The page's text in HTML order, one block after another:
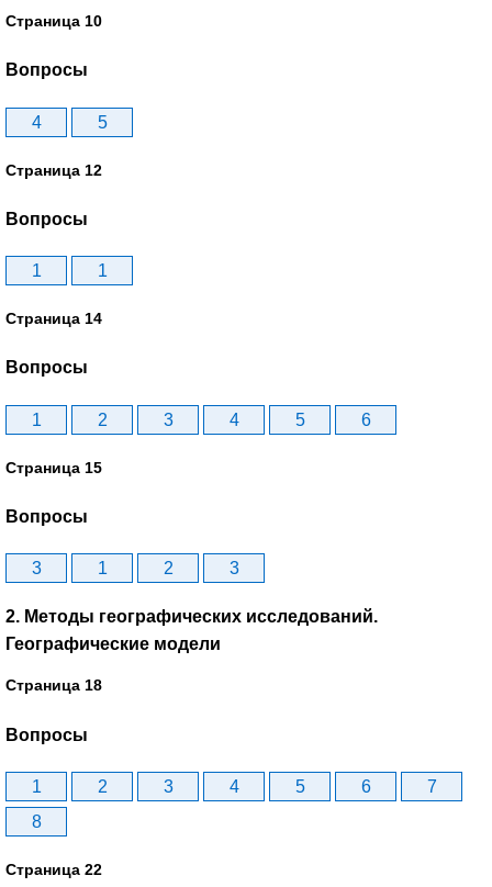
Страница 10
Вопросы
4 5
Страница 12
Вопросы
1 1
Страница 14
Вопросы
1 2 3 4 5 6
Страница 15
Вопросы
3 1 2 3
2. Методы географических исследований.
Географические модели
Страница 18
Вопросы
1 2 3 4 5 6
7
8
Страница 22